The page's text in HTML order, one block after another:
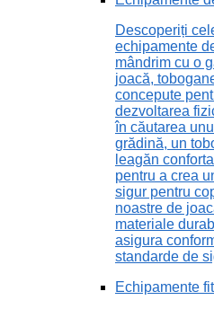
Descoperiți
echipamente
mândrim cu o
joacă,
concepute
dezvoltarea
în căutarea
grădină, un
leagăn
pentru a crea
sigur pentru
noastre de
materiale
asigura
standarde de
Echipamente